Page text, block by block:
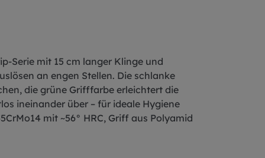
Serie mit 15 cm langer Klinge und
an engen Stellen. Die schlanke
die grüne Grifffarbe erleichtert die
ineinander über – für ideale Hygiene
mit ~56° HRC, Griff aus Polyamid